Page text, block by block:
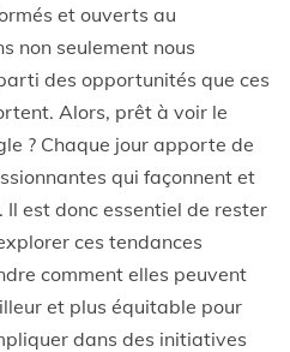
et ouverts au
non seulement nous
des opportunités que ces
Alors, prêt à voir le
? Chaque jour apporte de
qui façonnent et
est donc essentiel de rester
ces tendances
comment elles peuvent
et plus équitable pour
dans des initiatives